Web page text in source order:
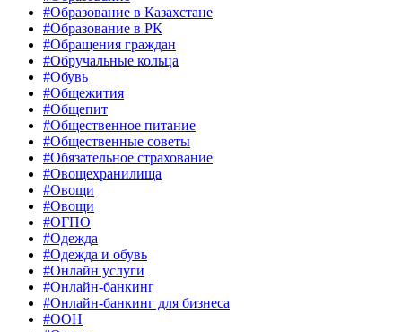
#Образование в Казахстане
#Образование в РК
#Обращения граждан
#Обручальные кольца
#Обувь
#Общежития
#Общепит
#Общественное питание
#Общественные советы
#Обязательное страхование
#Овощехранилища
#Овощи
#Овощи
#ОГПО
#Одежда
#Одежда и обувь
#Онлайн услуги
#Онлайн-банкинг
#Онлайн-банкинг для бизнеса
#ООН